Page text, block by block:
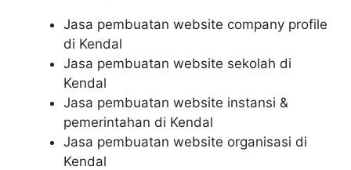
Jasa pembuatan website company profile
di Kendal
Jasa pembuatan website sekolah di
Kendal
Jasa pembuatan website instansi &
pemerintahan di Kendal
Jasa pembuatan website organisasi di
Kendal